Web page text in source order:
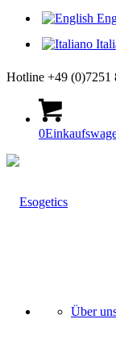
Hotline +49 (0)7251
0
Über